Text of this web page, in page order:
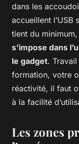
dans les
accueillent l’USB
tient du
s’impose dans
le gadget.
formation, votre
réactivité, il faut
à la facilité
Les zones